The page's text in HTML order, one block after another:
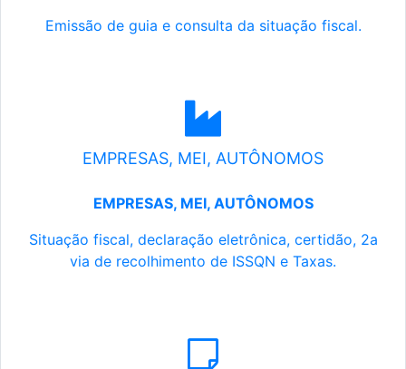
Emissão de guia e consulta da situação fiscal.
EMPRESAS, MEI, AUTÔNOMOS
EMPRESAS, MEI, AUTÔNOMOS
Situação fiscal, declaração eletrônica, certidão, 2a
via de recolhimento de ISSQN e Taxas.